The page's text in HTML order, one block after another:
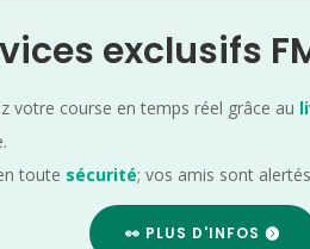
exclusifs
votre course en temps réel grâce au
toute sécurité; vos amis sont
👀 PLUS D'INFOS